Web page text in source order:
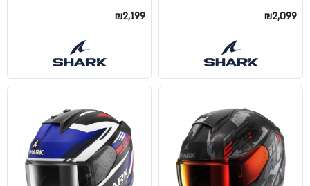
₪2,099
₪2,199